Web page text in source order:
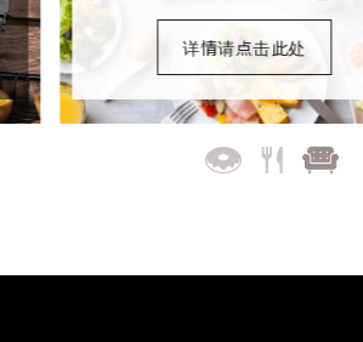
详情请点击此处